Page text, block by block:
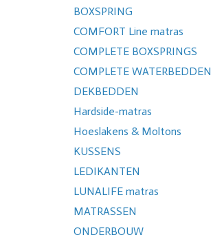
BOXSPRING
COMFORT Line matras
COMPLETE BOXSPRINGS
COMPLETE WATERBEDDEN
DEKBEDDEN
Hardside-matras
Hoeslakens & Moltons
KUSSENS
LEDIKANTEN
LUNALIFE matras
MATRASSEN
ONDERBOUW